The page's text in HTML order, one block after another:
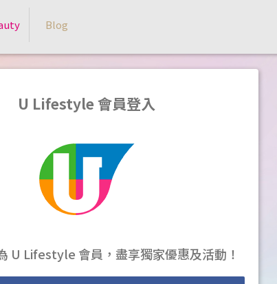
Blog
U Lifestyle 會員登入
U Lifestyle 會員，盡享獨家優惠及活動！